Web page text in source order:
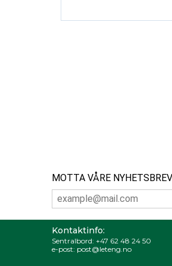
MOTTA VÅRE
Kontaktinfo:
Sentralbord: +47 62 48 24 50
e-post: post@leteng.no